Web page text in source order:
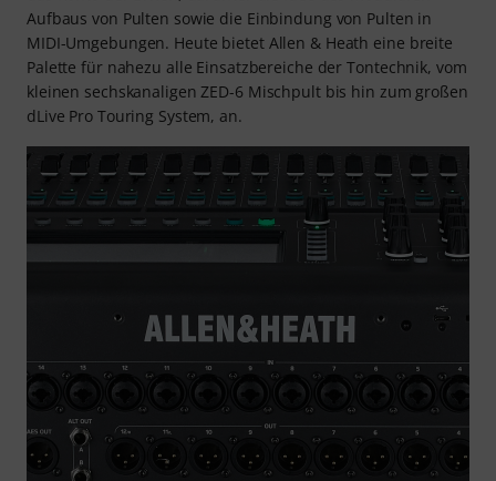
Aufbaus von Pulten sowie die Einbindung von Pulten in
MIDI-Umgebungen. Heute bietet Allen & Heath eine breite
Palette für nahezu alle Einsatzbereiche der Tontechnik, vom
kleinen sechskanaligen ZED-6 Mischpult bis hin zum großen
dLive Pro Touring System, an.